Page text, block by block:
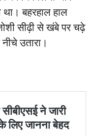
बहरहाल हाल
सीढ़ी से खंबे पर चढ़े
उतारा।